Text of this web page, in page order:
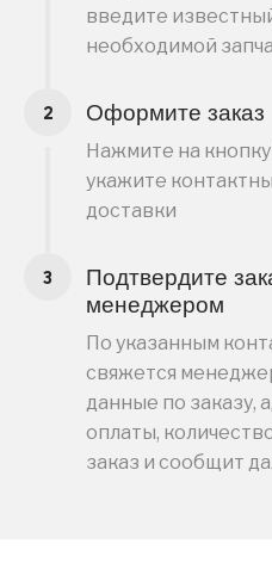
введите
необходимой
Оформите заказ
Нажмите на
укажите
доставки
Подтвердите
менеджером
По указанным
свяжется
данные по заказу,
оплаты,
заказ и сообщит